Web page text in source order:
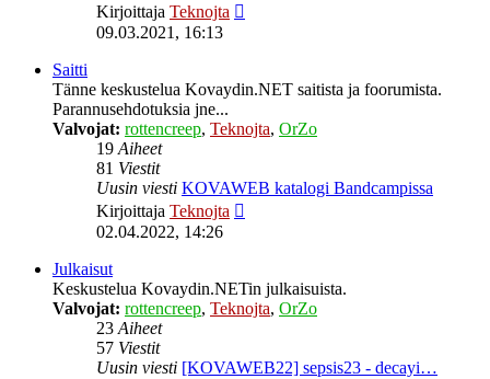
Kirjoittaja Teknojta
09.03.2021, 16:13
Saitti
Tänne keskustelua Kovaydin.NET saitista ja foorumista.
Parannusehdotuksia jne...
Valvojat: rottencreep, Teknojta, OrZo
19Aiheet
81 Viestit
Uusin viesti KOVAWEB katalogi Bandcampissa
Kirjoittaja Teknojta
02.04.2022, 14:26
Julkaisut
Keskustelua Kovaydin.NETin julkaisuista.
Valvojat: rottencreep, Teknojta, OrZo
23Aiheet
57 Viestit
Uusin viesti [KOVAWEB22] sepsis23 - decayi…